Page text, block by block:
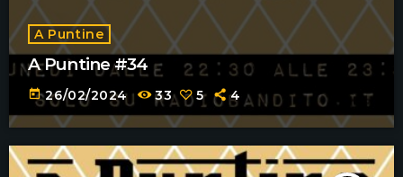
A Puntine
A Puntine #34
today 26/02/2024 33 5 4